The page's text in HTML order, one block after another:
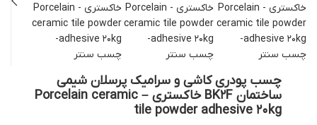
چسب پودری کاشی و سرامیک پرسلان شیمی
ساختمان BK2F خاکستری – Porcelain ceramic
tile powder adhesive 20kg